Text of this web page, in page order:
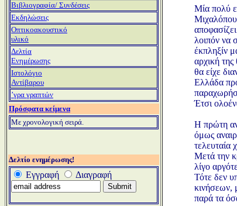
Βιβλιογραφία/ Συνδέσεις
Εκδηλώσεις
Οπτικοακουστικό
υλικό
Δελτία
Ενημέρωσης
Ιστολόγιο
Αντίβαρου
ʼγρα γραπτών
Πρόσφατα κείμενα
Με χρονολογική σειρά.
Δελτίο ενημέρωσης!
Εγγραφή Διαγραφή
Μία πολύ
λοιπόν να
έκπληξίν
αρχική
θα είχε
Ελλάδα
Έτσι
Η πρώτη
όμως
τελευταία
Μετά την
λίγο
Τότε δεν
κινήσεων,
παρά τα